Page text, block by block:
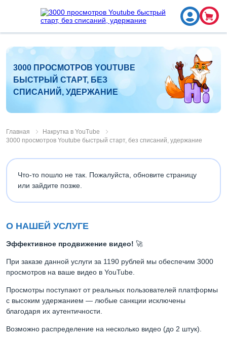
3000 ПРОСМОТРОВ YOUTUBE
БЫСТРЫЙ СТАРТ, БЕЗ
СПИСАНИЙ, УДЕРЖАНИЕ
Главная
Накрутка в YouTube
3000 просмотров Youtube быстрый старт, без списаний, удержание
Что-то пошло не так. Пожалуйста, обновите страницу
или зайдите позже.
О НАШЕЙ УСЛУГЕ
Эффективное продвижение видео! 🚀
При заказе данной услуги за 1190 рублей мы обеспечим 3000
просмотров на ваше видео в YouTube.
Просмотры поступают от реальных пользователей платформы
с высоким удержанием — любые санкции исключены
благодаря их аутентичности.
Возможно распределение на несколько видео (до 2 штук).